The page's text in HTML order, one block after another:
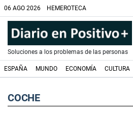
06 AGO 2026 HEMEROTECA
Soluciones a los problemas de las personas
ESPAÑA MUNDO ECONOMÍA CULTURA
COCHE